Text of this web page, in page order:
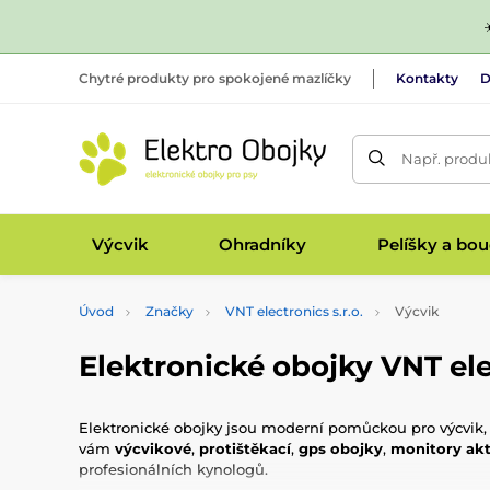
Chytré produkty pro spokojené mazlíčky Kontakty
Např.
Výcvik Ohradníky Pelíšky a
Úvod Značky VNT electronics s.r.o. Výcvik
Elektronické obojky VNT
Elektronické obojky jsou moderní pomůckou pro
vám výcvikové, protištěkací, gps obojky, monitory
profesionálních kynologů.